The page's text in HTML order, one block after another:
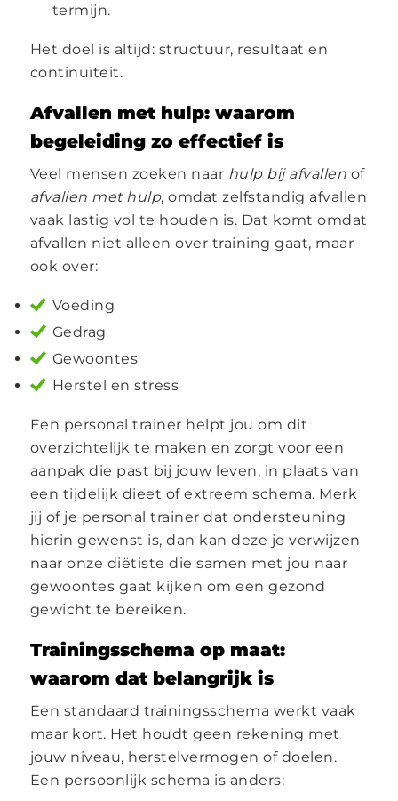
termijn.
Het doel is altijd: structuur, resultaat en
continuïteit.
Afvallen met hulp: waarom
begeleiding zo effectief is
Veel mensen zoeken naar hulp bij afvallen of
afvallen met hulp, omdat zelfstandig afvallen
vaak lastig vol te houden is. Dat komt omdat
afvallen niet alleen over training gaat, maar
ook over:
Voeding
Gedrag
Gewoontes
Herstel en stress
Een personal trainer helpt jou om dit
overzichtelijk te maken en zorgt voor een
aanpak die past bij jouw leven, in plaats van
een tijdelijk dieet of extreem schema. Merk
jij of je personal trainer dat ondersteuning
hierin gewenst is, dan kan deze je verwijzen
naar onze diëtiste die samen met jou naar
gewoontes gaat kijken om een gezond
gewicht te bereiken.
Trainingsschema op maat:
waarom dat belangrijk is
Een standaard trainingsschema werkt vaak
maar kort. Het houdt geen rekening met
jouw niveau, herstelvermogen of doelen.
Een persoonlijk schema is anders: